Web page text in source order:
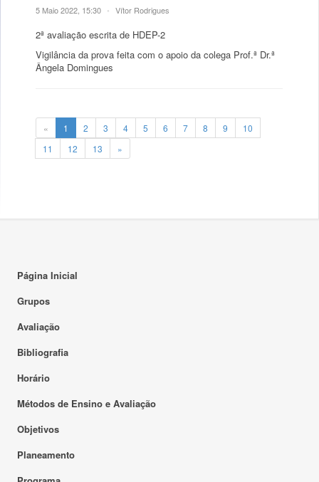
5 Maio 2022, 15:30 • Vítor Rodrigues
2ª avaliação escrita de HDEP-2
Vigilância da prova feita com o apoio da colega Prof.ª Dr.ª
Ângela Domingues
« 1 2 3 4 5 6 7 8 9
10
11
12 13 »
Página Inicial
Grupos
Avaliação
Bibliografia
Horário
Métodos de Ensino e Avaliação
Objetivos
Planeamento